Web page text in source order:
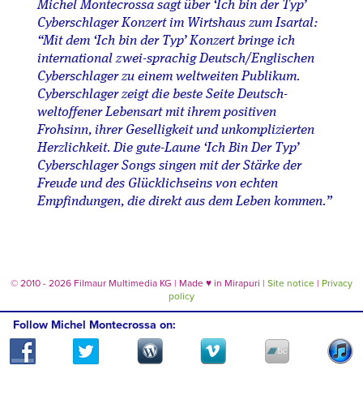
Michel Montecrossa sagt über ‘Ich bin der Typ’
Cyberschlager Konzert im Wirtshaus zum Isartal:
“Mit dem ‘Ich bin der Typ’ Konzert bringe ich
international zwei-sprachig Deutsch/Englischen
Cyberschlager zu einem weltweiten Publikum.
Cyberschlager zeigt die beste Seite Deutsch-
weltoffener Lebensart mit ihrem positiven
Frohsinn, ihrer Geselligkeit und unkomplizierten
Herzlichkeit. Die gute-Laune ‘Ich Bin Der Typ’
Cyberschlager Songs singen mit der Stärke der
Freude und des Glücklichseins von echten
Empfindungen, die direkt aus dem Leben kommen.”
© 2010 - 2026 Filmaur Multimedia KG | Made ♥ in Mirapuri | Site notice | Privacy
policy
Follow Michel Montecrossa on: